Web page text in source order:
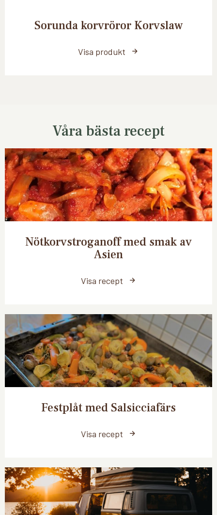
Sorunda korvröror Korvslaw
Visa produkt
Våra bästa recept
Nötkorvstroganoff med smak av
Asien
Visa recept
Festplåt med Salsicciafärs
Visa recept